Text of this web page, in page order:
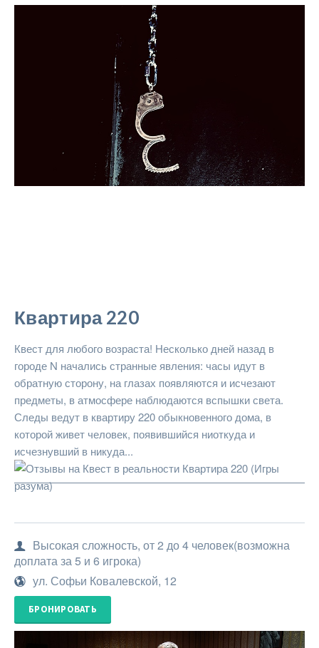
Квартира 220
Квест для любого возраста! Несколько дней назад в
городе N начались странные явления: часы идут в
обратную сторону, на глазах появляются и исчезают
предметы, в атмосфере наблюдаются вспышки света.
Следы ведут в квартиру 220 обыкновенного дома, в
которой живет человек, появившийся ниоткуда и
исчезнувший в никуда...
Высокая сложность, от 2 до 4 человек(возможна
доплата за 5 и 6 игрока)
ул. Софьи Ковалевской, 12
БРОНИРОВАТЬ